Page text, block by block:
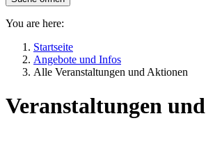
You are here:
Startseite
Angebote und Infos
Alle Veranstaltungen und Aktionen
Veranstaltungen